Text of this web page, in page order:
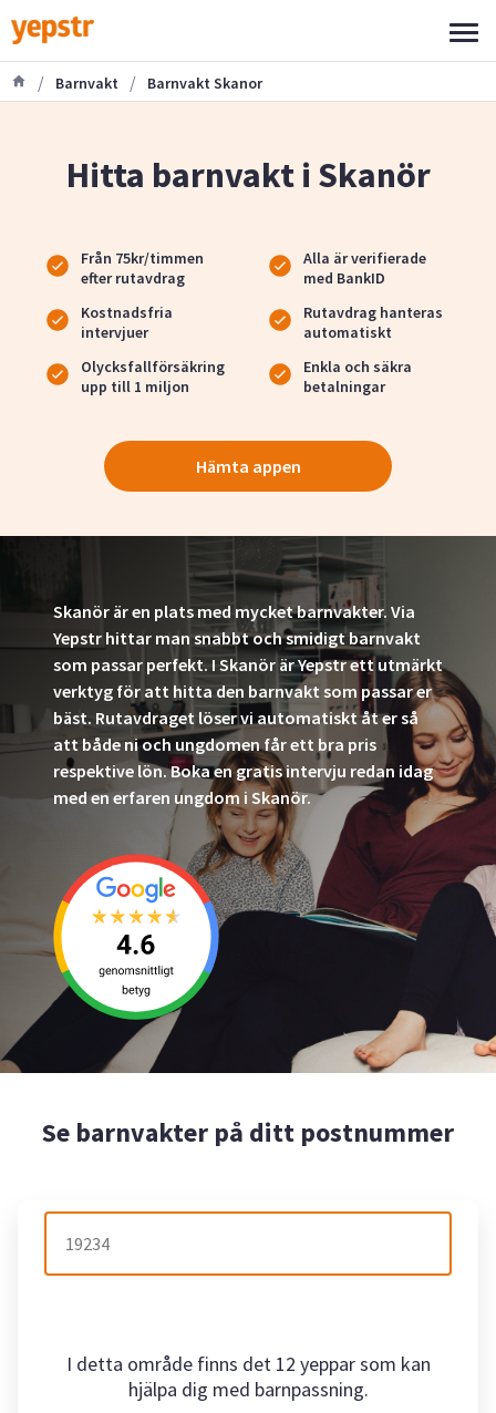
/ Barnvakt / Barnvakt Skanor
Hitta barnvakt i Skanör
Från 75kr/timmen
efter rutavdrag
Alla är verifierade
med BankID
Kostnadsfria
intervjuer
Rutavdrag hanteras
automatiskt
Olycksfallförsäkring
upp till 1 miljon
Enkla och säkra
betalningar
Hämta appen
Skanör är en plats med mycket barnvakter. Via
Yepstr hittar man snabbt och smidigt barnvakt
som passar perfekt. I Skanör är Yepstr ett utmärkt
verktyg för att hitta den barnvakt som passar er
bäst. Rutavdraget löser vi automatiskt åt er så
att både ni och ungdomen får ett bra pris
respektive lön. Boka en gratis intervju redan idag
med en erfaren ungdom i Skanör.
Se barnvakter på ditt postnummer
I detta område finns det 12 yeppar som kan
hjälpa dig med barnpassning.